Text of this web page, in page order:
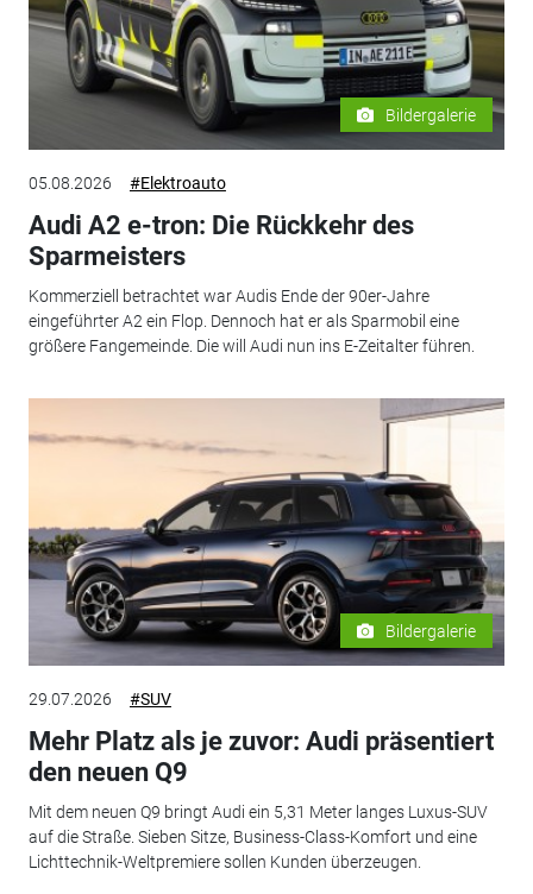
Bildergalerie
05.08.2026 #Elektroauto
Audi A2 e-tron: Die Rückkehr des
Sparmeisters
Kommerziell betrachtet war Audis Ende der 90er-Jahre
eingeführter A2 ein Flop. Dennoch hat er als Sparmobil eine
größere Fangemeinde. Die will Audi nun ins E-Zeitalter führen.
Bildergalerie
29.07.2026 #SUV
Mehr Platz als je zuvor: Audi präsentiert
den neuen Q9
Mit dem neuen Q9 bringt Audi ein 5,31 Meter langes Luxus-SUV
auf die Straße. Sieben Sitze, Business-Class-Komfort und eine
Lichttechnik-Weltpremiere sollen Kunden überzeugen.